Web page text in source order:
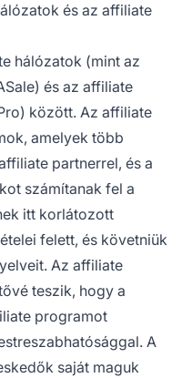
és az affiliate
hálózatok (mint az
és az affiliate
között. Az affiliate
amelyek több
partnerrel, és a
számítanak fel a
itt korlátozott
felett, és követniük
Az affiliate
teszik, hogy a
programot
A
saját maguk